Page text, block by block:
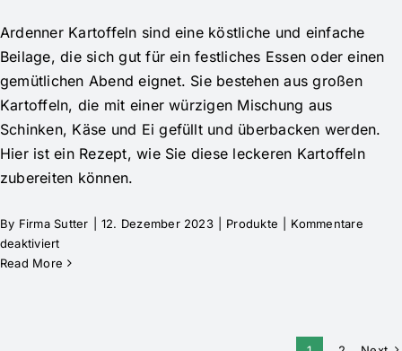
Ardenner Kartoffeln sind eine köstliche und einfache
Beilage, die sich gut für ein festliches Essen oder einen
gemütlichen Abend eignet. Sie bestehen aus großen
Kartoffeln, die mit einer würzigen Mischung aus
Schinken, Käse und Ei gefüllt und überbacken werden.
Hier ist ein Rezept, wie Sie diese leckeren Kartoffeln
zubereiten können.
By Firma Sutter 12. Dezember 2023 Produkte
Kommentare
deaktiviert
Read More